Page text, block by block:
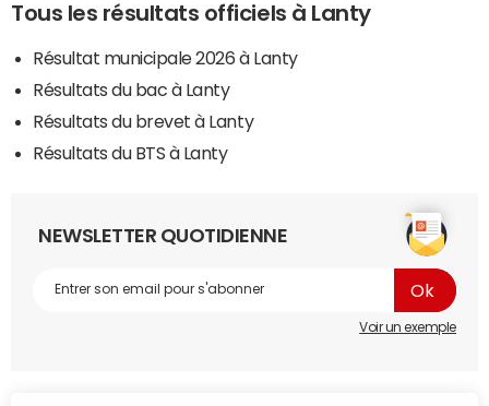
Tous les résultats officiels à Lanty
Résultat municipale 2026 à Lanty
Résultats du bac à Lanty
Résultats du brevet à Lanty
Résultats du BTS à Lanty
NEWSLETTER QUOTIDIENNE
Voir un exemple